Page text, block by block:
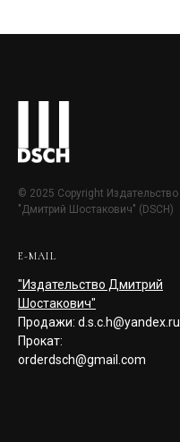
© 2025 Copyright Издательство
"Дмитрий Шостакович" (DSCH)
E-MAIL
"Издательство Дмитрий
Шостакович"
Продажи: d.s.c.h@yandex.ru
Прокат:
orderdsch@gmail.com